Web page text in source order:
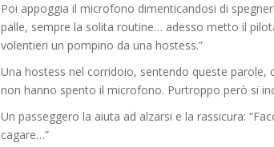
Poi appoggia il microfono dimenticandosi di
palle, sempre la solita routine… adesso metto il
volentieri un pompino da una hostess.”
Una hostess nel corridoio, sentendo queste parole,
non hanno spento il microfono. Purtroppo però si
Un passeggero la aiuta ad alzarsi e la rassicura:
cagare…”